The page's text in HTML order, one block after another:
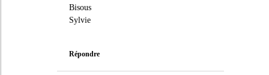
Bisous
Sylvie
Répondre